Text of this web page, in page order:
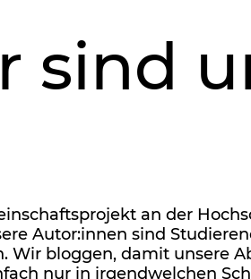
sind
an der
Autor:innen sind
Wir bloggen, damit unsere
nur in irgendwelchen